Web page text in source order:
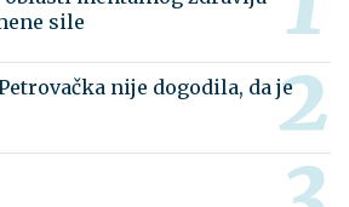
sile
nije dogodila, da je